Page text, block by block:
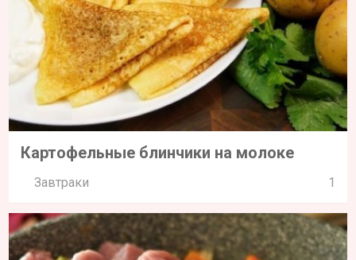
Картофельные блинчики на молоке
Завтраки 1